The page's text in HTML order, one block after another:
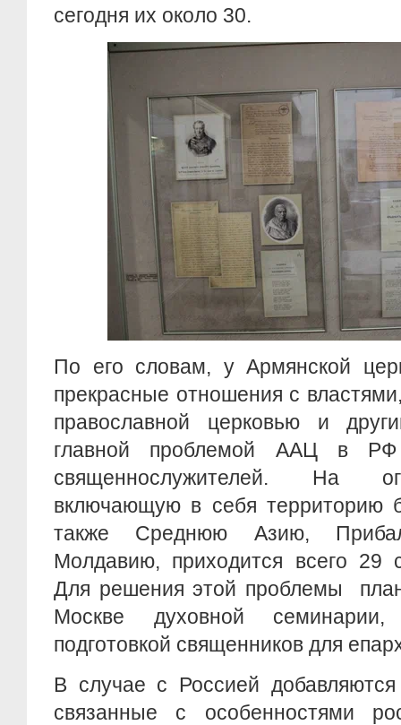
сегодня их около 30.
По его словам, у Армянской
прекрасные отношения с
православной церковью и
главной проблемой ААЦ в РФ
священнослужителей. На
включающую в себя территорию
также Среднюю Азию,
Молдавию, приходится всего 29
Для решения этой проблемы
Москве духовной семинарии,
подготовкой священников для
В случае с Россией
связанные с особенностями